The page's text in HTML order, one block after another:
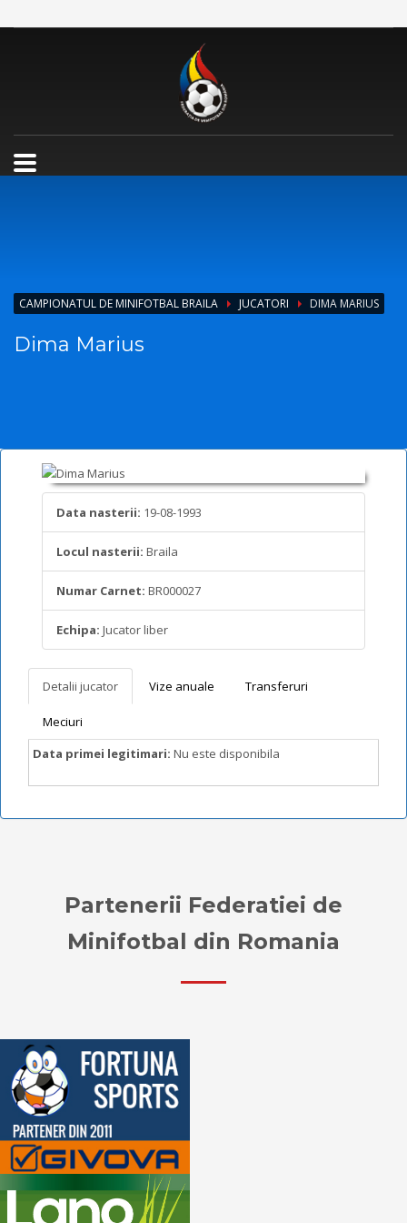
CAMPIONATUL DE MINIFOTBAL BRAILA JUCATORI DIMA MARIUS
Dima Marius
Data nasterii: 19-08-1993
Locul nasterii: Braila
Numar Carnet: BR000027
Echipa: Jucator liber
Detalii jucator Vize anuale Transferuri
Meciuri
Data primei legitimari: Nu este disponibila
Partenerii Federatiei de
Minifotbal din Romania